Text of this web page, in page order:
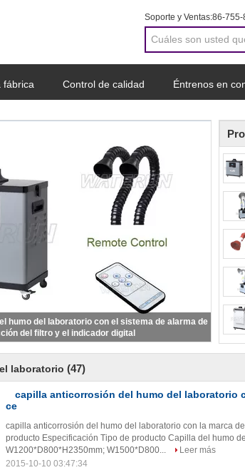
Soporte y Ventas:86-755-
fábrica Control de calidad Éntrenos en
humo del laboratorio con el sistema de alarma de
del filtro y el indicador digital
laboratorio (47)
capilla anticorrosión del humo del laboratorio
ce
capilla anticorrosión del humo del laboratorio con la marca
producto Especificación Tipo de producto Capilla del humo
W1200*D800*H2350mm; W1500*D800...
Leer más
2015-10-10 03:47:34